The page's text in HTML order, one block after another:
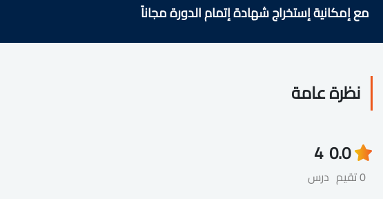
مع إمكانية إستخراج شهادة إتمام الدورة مجاناً
نظرة عامة
0.0
0 تقيم
4
درس